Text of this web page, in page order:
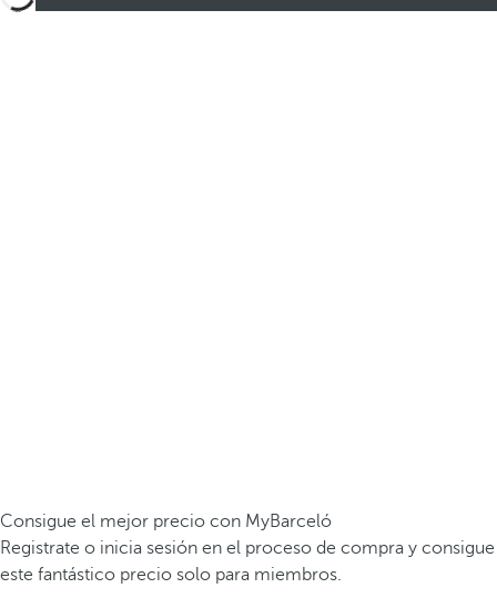
Consigue el mejor precio con MyBarceló
Registrate o inicia sesión en el proceso de compra y consigue
este fantástico precio solo para miembros.